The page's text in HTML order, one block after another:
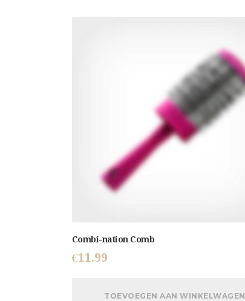
Combi-nation Comb
€11.99
TOEVOEGEN AAN WINKELWAGEN